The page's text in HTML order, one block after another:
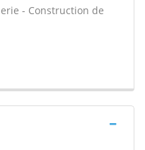
- Construction de